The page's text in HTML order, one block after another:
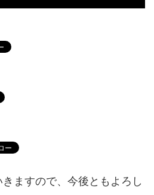
ますので、今後ともよろし